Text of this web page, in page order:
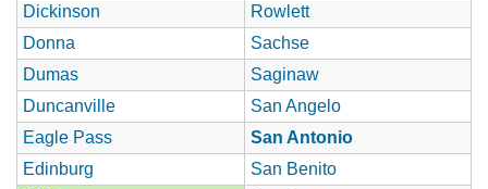
Dickinson
Rowlett
Donna
Sachse
Dumas
Saginaw
Duncanville
San Angelo
Eagle Pass
San Antonio
Edinburg
San Benito